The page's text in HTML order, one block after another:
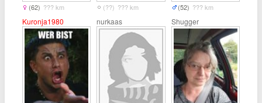
(62) ??? km (??) ??? km (52) ??? km
Kuronja1980 nurkaas Shugger